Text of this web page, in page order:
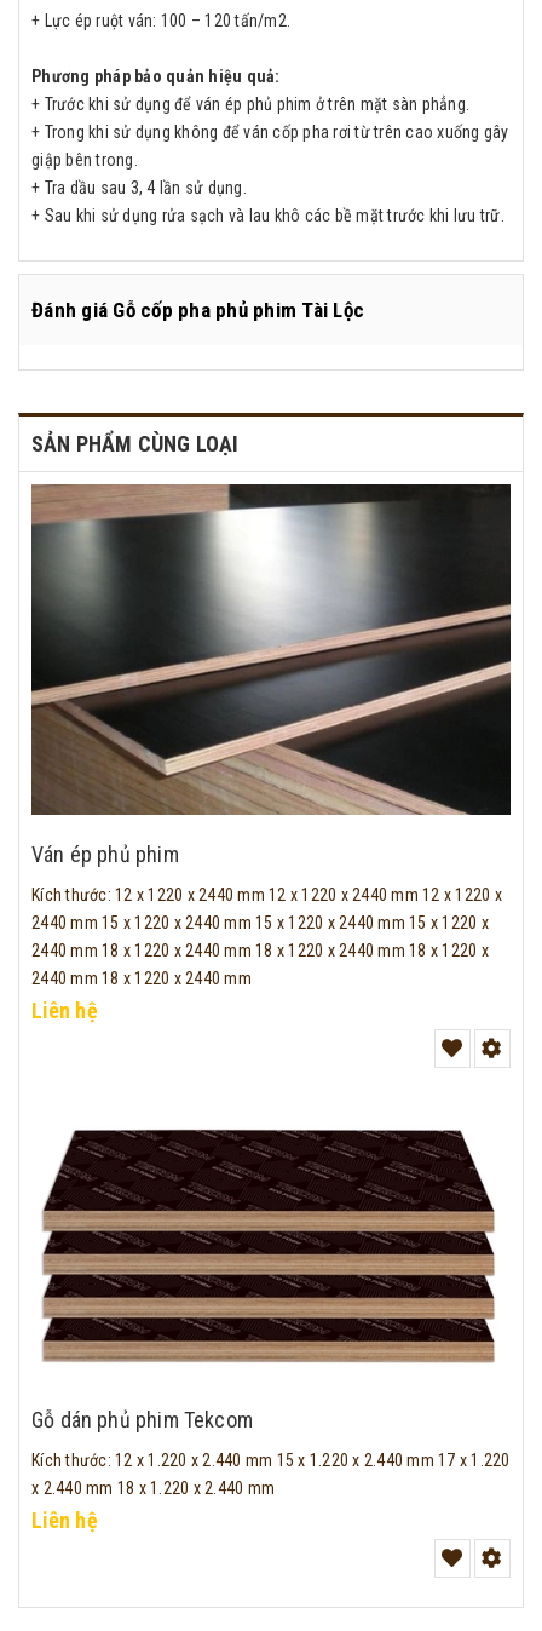
+ Lực ép ruột ván: 100 – 120 tấn/m2.
Phương pháp bảo quản hiệu quả:
+ Trước khi sử dụng để ván ép phủ phim ở trên mặt sàn phẳng.
+ Trong khi sử dụng không để ván cốp pha rơi từ trên cao xuống gây
giập bên trong.
+ Tra dầu sau 3, 4 lần sử dụng.
+ Sau khi sử dụng rửa sạch và lau khô các bề mặt trước khi lưu trữ.
Đánh giá Gỗ cốp pha phủ phim Tài Lộc
SẢN PHẨM CÙNG LOẠI
Ván ép phủ phim
Kích thước: 12 x 1220 x 2440 mm 12 x 1220 x 2440 mm 12 x 1220 x
2440 mm 15 x 1220 x 2440 mm 15 x 1220 x 2440 mm 15 x 1220 x
2440 mm 18 x 1220 x 2440 mm 18 x 1220 x 2440 mm 18 x 1220 x
2440 mm 18 x 1220 x 2440 mm
Liên hệ
Gỗ dán phủ phim Tekcom
Kích thước: 12 x 1.220 x 2.440 mm 15 x 1.220 x 2.440 mm 17 x 1.220
x 2.440 mm 18 x 1.220 x 2.440 mm
Liên hệ